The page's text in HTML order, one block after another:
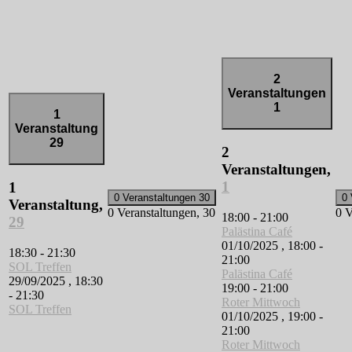
1
Veranstaltung
29
1
Veranstaltung,
29
18:30 - 21:30
SOL Treffen
29/09/2025 , 18:30
- 21:30
SOL Treffen
0 Veranstaltungen 30
0 Veranstaltungen, 30
2
Veranstaltungen
1
2
Veranstaltungen,
1
18:00 - 21:00
Palästina Café
01/10/2025 , 18:00 -
21:00
Palästina Café
19:00 - 21:00
Roter Mittwoch
01/10/2025 , 19:00 -
21:00
Roter Mittwoch
0
0